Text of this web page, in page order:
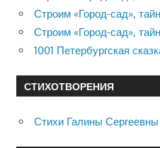
Строим «Город-сад»,
Строим «Город-сад»,
1001 Петербургская
СТИХОТВОРЕНИЯ
Стихи Галины Сергеевны